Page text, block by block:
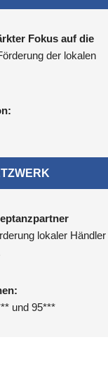
Fokus auf die
der lokalen
lokaler Händler
und 95***